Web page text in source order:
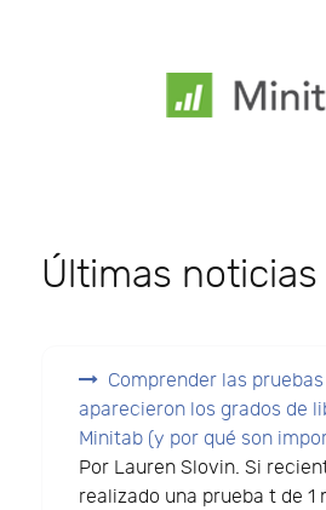
Últimas noticias
Comprender las
aparecieron los grados de
Minitab (y por qué son
Por Lauren Slovin. Si
realizado una prueba t de 1